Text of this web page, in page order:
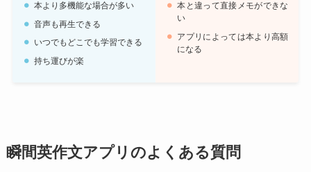
本より多機能な場合が多い
音声も再生できる
いつでもどこでも学習できる
持ち運びが楽
本と違って直接メモができな
い
アプリによっては本より高額
になる
瞬間英作文アプリのよくある質問